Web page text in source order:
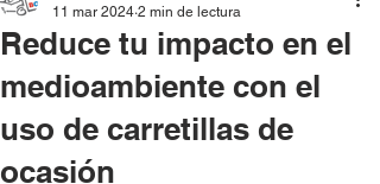
Reduce tu impacto en el
medioambiente con el
uso de carretillas de
ocasión
11 mar 2024 2 min de lectura